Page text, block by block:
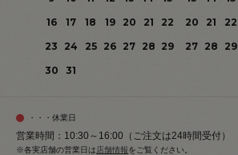
16
17 18 19 20 21
22
23
24 25 26 27 28 29
30
31
20
21 22
27 28 29
・・・休業日
営業時間：10:30～16:00（ご注文は24時間受付）
※各実店舗の営業日は 店舗情報をご覧ください。